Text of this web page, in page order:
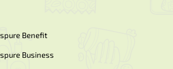
Benefit
Business